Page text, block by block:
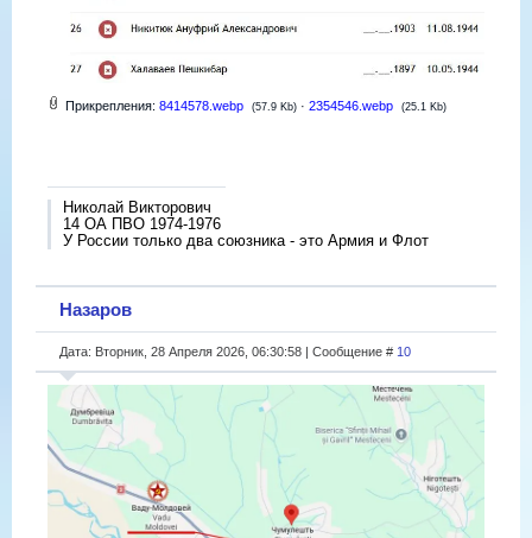
Прикрепления: 8414578.webp (57.9 Kb) · 2354546.webp (25.1 Kb)
Николай Викторович
14 ОА ПВО 1974-1976
У России только два союзника - это Армия и Флот
Назаров
Дата: Вторник, 28 Апреля 2026, 06:30:58 | Сообщение # 10